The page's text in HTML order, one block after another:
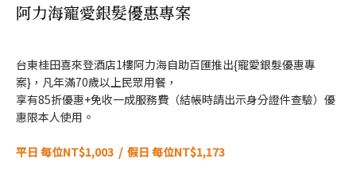
阿力海寵愛銀髮優惠專案
台東桂田喜來登酒店1樓阿力海自助百匯推出{寵愛銀髮優惠專
案}，凡年滿70歲以上民眾用餐，
享有85折優惠+免收一成服務費（結帳時請出示身分證件查驗）優
惠限本人使用 。
平日 每位NT$1,003 / 假日 每位NT$1,173